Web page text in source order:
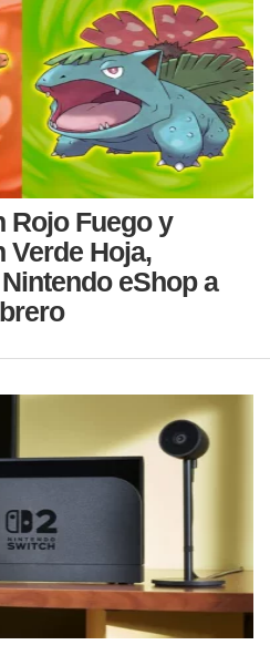
Rojo Fuego y
Verde Hoja,
eShop a